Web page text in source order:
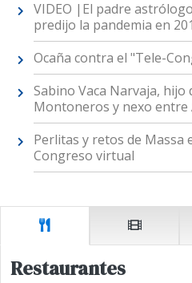
VIDEO |El padre
predijo la pandemia en
Ocaña contra el "Tele-
Sabino Vaca Narvaja,
Montoneros y nexo entre
Perlitas y retos de Massa
Congreso virtual
Restaurantes